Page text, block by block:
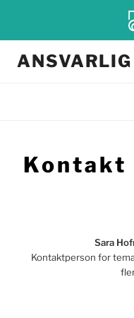
Kontakt
Sara
Kontaktperson for